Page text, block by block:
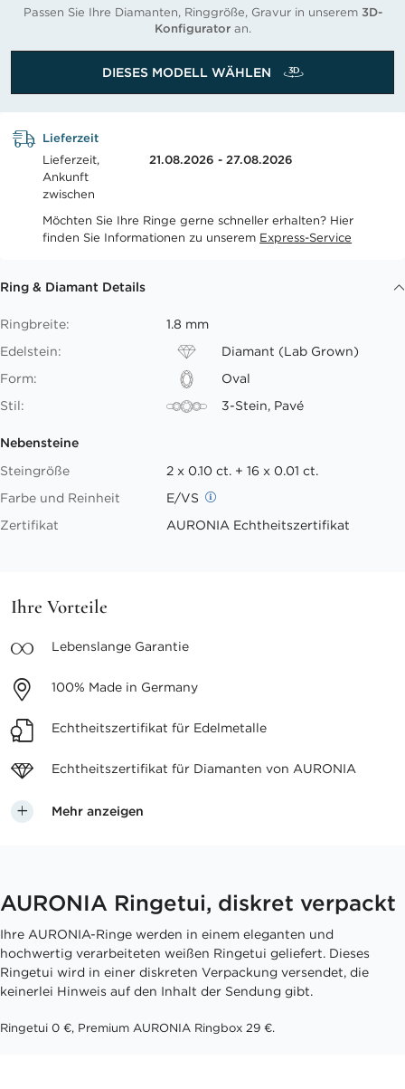
Passen Sie Ihre Diamanten, Ringgröße, Gravur in unserem 3D-
Konfiguratoran.
DIESES MODELL WÄHLEN
Lieferzeit
Lieferzeit,
Ankunft
zwischen
21.08.2026 - 27.08.2026
Möchten Sie Ihre Ringe gerne schneller erhalten? Hier
finden Sie Informationen zu unserem Express-Service
Ring & Diamant Details
Ringbreite:
1.8 mm
Edelstein:
Diamant (Lab Grown)
Form:
Oval
Stil:
3-Stein, Pavé
Nebensteine
Steingröße
2 x 0.10 ct. + 16 x 0.01 ct.
Farbe und Reinheit
E/VS
Zertifikat
AURONIA Echtheitszertifikat
Ihre Vorteile
Lebenslange Garantie
100% Made in Germany
Echtheitszertifikat für Edelmetalle
Echtheitszertifikat für Diamanten von AURONIA
Mehr anzeigen
AURONIA Ringetui, diskret verpackt
Ihre AURONIA-Ringe werden in einem eleganten und
hochwertig verarbeiteten weißen Ringetui geliefert. Dieses
Ringetui wird in einer diskreten Verpackung versendet, die
keinerlei Hinweis auf den Inhalt der Sendung gibt.
Ringetui 0 €, Premium AURONIA Ringbox 29 €.